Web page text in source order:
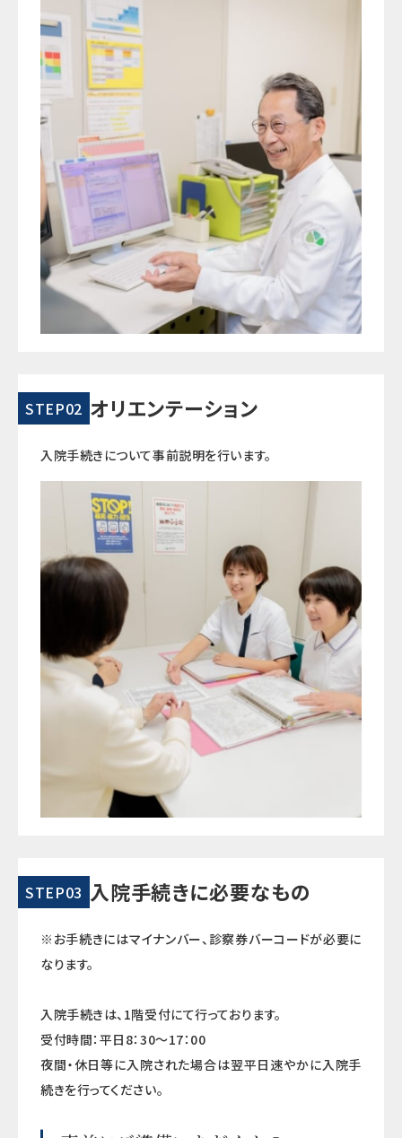
STEP02 オリエンテーション
入院手続きについて事前説明を行います。
STEP03 入院手続きに必要なもの
※お手続きにはマイナンバー、診察券バーコードが必要に
なります。
入院手続きは、1階受付にて行っております。
受付時間：平日8：30～17：00
夜間・休日等に入院された場合は翌平日速やかに入院手
続きを行ってください。